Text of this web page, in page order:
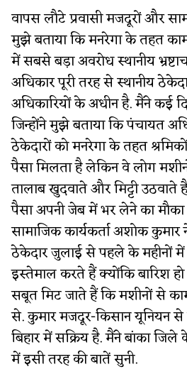
वापस लौटे प्रवासी मजदूरों और
मुझे बताया कि मनरेगा के तहत
में सबसे बड़ा अवरोध स्थानीय
अधिकार पूरी तरह से स्थानीय
अधिकारियों के अधीन है. मैंने कई
जिन्होंने मुझे बताया कि पंचायत
ठेकेदारों को मनरेगा के तहत
पैसा मिलता है लेकिन वे लोग
तालाब खुदवाते और मिट्टी
पैसा अपनी जेब में भर लेने का
सामाजिक कार्यकर्ता अशोक
ठेकेदार जुलाई से पहले के महीनों में
इस्तेमाल करते हैं क्योंकि बारिश
सबूत मिट जाते हैं कि मशीनों से
से. कुमार मजदूर-किसान यूनियन से
बिहार में सक्रिय है. मैंने बांका
में इसी तरह की बातें सुनी.